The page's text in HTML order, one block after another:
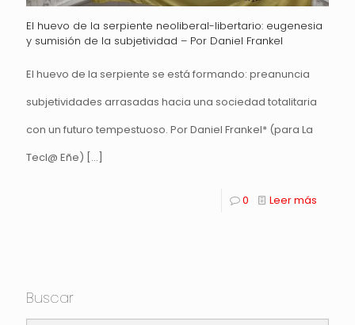
El huevo de la serpiente neoliberal-libertario: eugenesia
y sumisión de la subjetividad – Por Daniel Frankel
El huevo de la serpiente se está formando: preanuncia
subjetividades arrasadas hacia una sociedad totalitaria
con un futuro tempestuoso. Por Daniel Frankel* (para La
Tecl@ Eñe) […]
0 Leer más
Buscar